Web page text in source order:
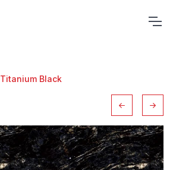
Titanium Black